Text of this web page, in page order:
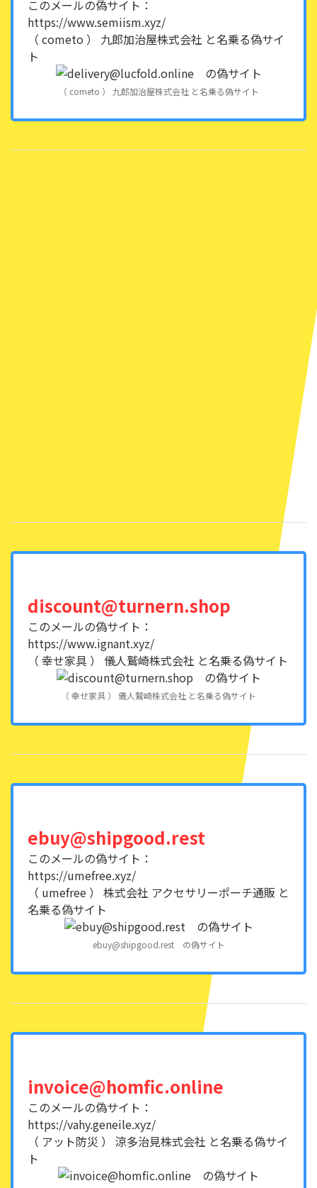
このメールの偽サイト：
https://www.semiism.xyz/
（ cometo ） 九郎加治屋株式会社 と名乗る偽サイ
ト
（ cometo ） 九郎加治屋株式会社 と名乗る偽サイト
discount@turnern.shop
このメールの偽サイト：
https://www.ignant.xyz/
（ 幸せ家具 ） 儀人鷲崎株式会社 と名乗る偽サイト
（ 幸せ家具 ） 儀人鷲崎株式会社 と名乗る偽サイト
ebuy@shipgood.rest
このメールの偽サイト：
https://umefree.xyz/
（ umefree ） 株式会社 アクセサリーポーチ通販 と
名乗る偽サイト
ebuy@shipgood.rest の偽サイト
invoice@homfic.online
このメールの偽サイト：
https://vahy.geneile.xyz/
（ アット防災 ） 涼多治見株式会社 と名乗る偽サイ
ト